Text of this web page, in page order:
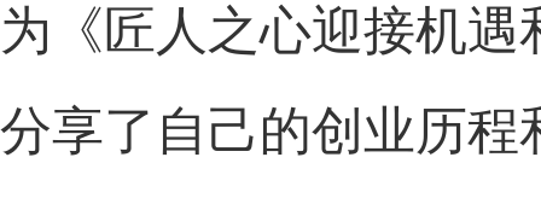
为《匠人之心迎接机
分享了自己的创业历